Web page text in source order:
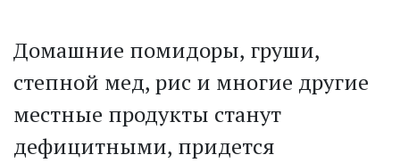
Домашние помидоры, груши,
степной мед, рис и многие другие
местные продукты станут
дефицитными, придется